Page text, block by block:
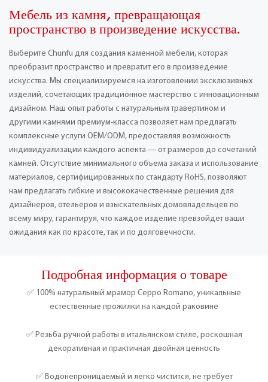
Мебель из камня, превращающая
пространство в произведение искусства.
Выберите Chunfu для создания каменной мебели, которая
преобразит пространство и превратит его в произведение
искусства. Мы специализируемся на изготовлении эксклюзивных
изделий, сочетающих традиционное мастерство с инновационным
дизайном. Наш опыт работы с натуральным травертином и
другими камнями премиум-класса позволяет нам предлагать
комплексные услуги OEM/ODM, предоставляя возможность
индивидуализации каждого аспекта — от размеров до сочетаний
камней. Отсутствие минимального объема заказа и использование
материалов, сертифицированных по стандарту RoHS, позволяют
нам предлагать гибкие и высококачественные решения для
дизайнеров, отельеров и взыскательных домовладельцев по
всему миру, гарантируя, что каждое изделие превзойдет ваши
ожидания как по красоте, так и по долговечности.
Подробная информация о товаре
✅ 100% натуральный мрамор Ceppo Romano, уникальные
естественные прожилки на каждой раковине
✅ Резьба ручной работы в итальянском стиле, роскошная
декоративная и практичная двойная ценность
✅ Водонепроницаемый и легко чистится, не требует